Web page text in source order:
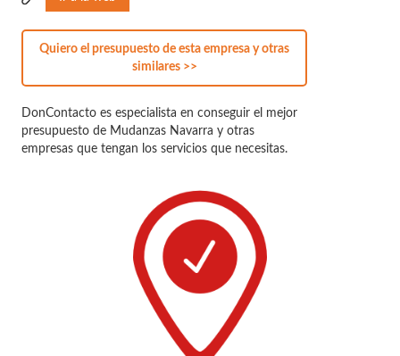
Quiero el presupuesto de esta empresa y otras
similares >>
DonContacto es especialista en conseguir el mejor
presupuesto de Mudanzas Navarra y otras
empresas que tengan los servicios que necesitas.